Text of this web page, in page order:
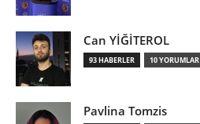
Can YİĞİTEROL
93 HABERLER 10 YORUMLAR
Pavlina Tomzis